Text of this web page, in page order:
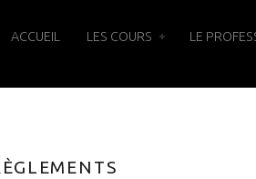
Cours-
Skip
ACCUEIL LES COURS LE